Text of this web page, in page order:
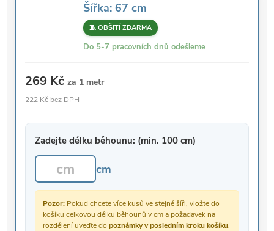
Šířka: 67 cm
🧵 OBŠITÍ ZDARMA
Do 5-7 pracovních dnů odešleme
269 Kč za 1 metr
222 Kč bez DPH
Zadejte délku běhounu: (min. 100 cm)
cm
Pozor: Pokud chcete více kusů ve stejné šíři, vložte do
košíku celkovou délku běhounů v cm a požadavek na
rozdělení uveďte do poznámky v posledním kroku košíku.